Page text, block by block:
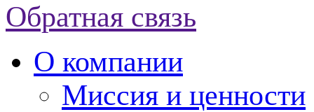
Обратная связь
О компании
Миссия и ценности